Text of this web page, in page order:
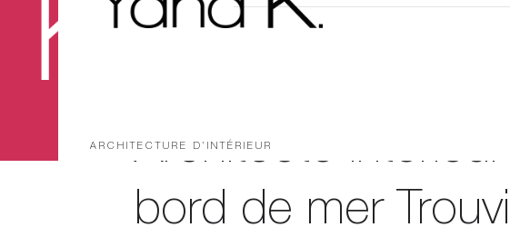
ARCHITECTURE D’INTÉRIEUR
Architecte intérieur
bord de mer